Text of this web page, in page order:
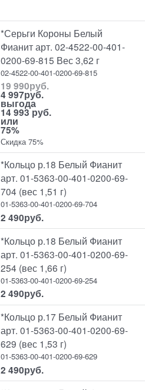
*Серьги Короны Белый
Фианит арт. 02-4522-00-401-
0200-69-815 Вес 3,62 г
02-4522-00-401-0200-69-815
19 990руб.
4 997руб.
выгода
14 993 руб.
или
75%
Скидка 75%
*Кольцо р.18 Белый Фианит
арт. 01-5363-00-401-0200-69-
704 (вес 1,51 г)
01-5363-00-401-0200-69-704
2 490руб.
*Кольцо р.18 Белый Фианит
арт. 01-5363-00-401-0200-69-
254 (вес 1,66 г)
01-5363-00-401-0200-69-254
2 490руб.
*Кольцо р.17 Белый Фианит
арт. 01-5363-00-401-0200-69-
629 (вес 1,53 г)
01-5363-00-401-0200-69-629
2 490руб.